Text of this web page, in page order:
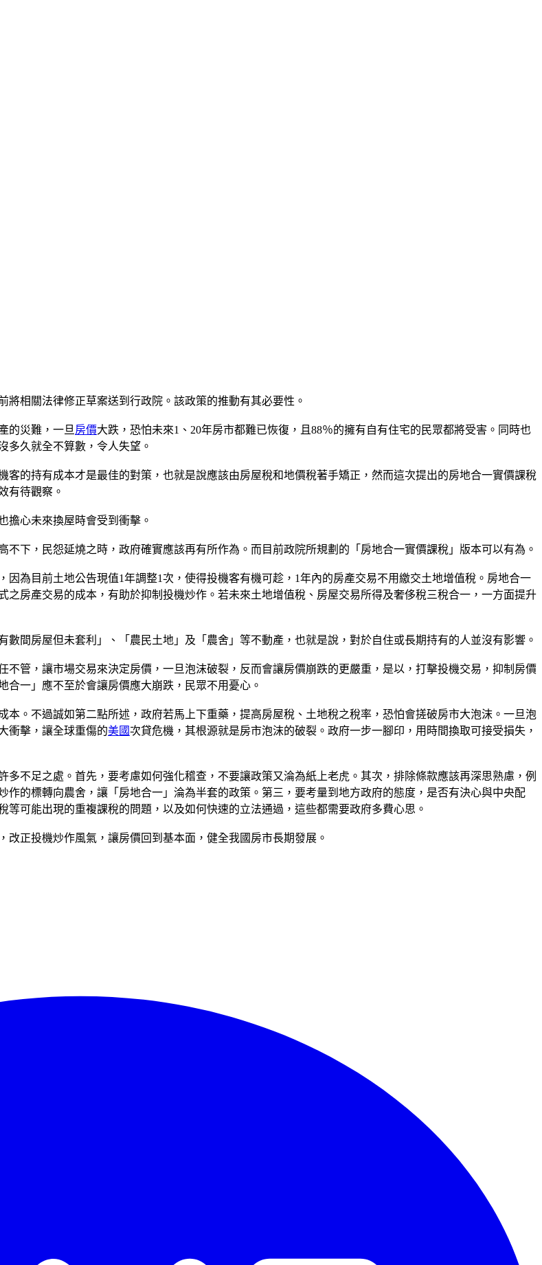
相關法律修正草案送到行政院。該政策的推動有其必要性。
的災難，一旦 房價大跌，恐怕未來1、20年房市都難已恢復，且88％的擁有自有住宅的民眾都將受害。同時也
多久就全不算數，令人失望。
的持有成本才是最佳的對策，也就是說應該由房屋稅和地價稅著手矯正，然而這次提出的房地合一實價課稅
有待觀察。
擔心未來換屋時會受到衝擊。
下，民怨延燒之時，政府確實應該再有所作為。而目前政院所規劃的「房地合一實價課稅」版本可以有為。
為目前土地公告現值1年調整1次，使得投機客有機可趁，1年內的房產交易不用繳交土地增值稅。房地合一
房產交易的成本，有助於抑制投機炒作。若未來土地增值稅、房屋交易所得及奢侈稅三稅合一，一方面提升
間房屋但未套利」、「農民土地」及「農舍」等不動產，也就是說，對於自住或長期持有的人並沒有影響。
管，讓市場交易來決定房價，一旦泡沫破裂，反而會讓房價崩跌的更嚴重，是以，打擊投機交易，抑制房價
一」應不至於會讓房價應大崩跌，民眾不用憂心。
。不過誠如第二點所述，政府若馬上下重藥，提高房屋稅、土地稅之稅率，恐怕會搓破房市大泡沫。一旦泡
衝擊，讓全球重傷的美國次貸危機，其根源就是房市泡沫的破裂。政府一步一腳印，用時間換取可接受損失，
不足之處。首先，要考慮如何強化稽查，不要讓政策又淪為紙上老虎。其次，排除條款應該再深思熟慮，例
的標轉向農舍，讓「房地合一」淪為半套的政策。第三，要考量到地方政府的態度，是否有決心與中央配
可能出現的重複課稅的問題，以及如何快速的立法通過，這些都需要政府多費心思。
改正投機炒作風氣，讓房價回到基本面，健全我國房市長期發展。